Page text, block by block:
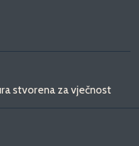
stvorena za vječnost